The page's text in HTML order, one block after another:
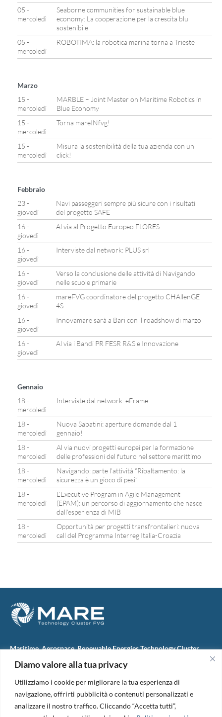
Diamo valore alla tua privacy
Utilizziamo i cookie per migliorare la tua esperienza di
navigazione, offrirti pubblicità o contenuti personalizzati e
analizzare il nostro traffico. Cliccando “Accetta tutti”,
05 -
mercoledì
Seaborne communities for sustainable blue
economy: La cooperazione per la crescita blu
sostenibile
05 -
mercoledì
ROBOTIMA: la robotica marina torna a Trieste
Marzo
15 -
mercoledì
MARBLE – Joint Master on Maritime Robotics in
Blue Economy
15 -
mercoledì
Torna mareINfvg!
15 -
mercoledì
Misura la sostenibilità della tua azienda con un
click!
Febbraio
23 -
giovedì
Navi passeggeri sempre più sicure con i risultati
del progetto SAFE
16 -
giovedì
Al via al Progetto Europeo FLORES
16 -
giovedì
Interviste dal network: PLUS srl
16 -
giovedì
Verso la conclusione delle attività di Navigando
nelle scuole primarie
16 -
giovedì
mareFVG coordinatore del progetto CHAllenGE
4S
16 -
giovedì
Innovamare sarà a Bari con il roadshow di marzo
16 -
giovedì
Al via i Bandi PR FESR R&S e Innovazione
Gennaio
18 -
mercoledì
Interviste dal network: eFrame
18 -
mercoledì
Nuova Sabatini: aperture domande dal 1
gennaio!
18 -
mercoledì
Al via nuovi progetti europei per la formazione
delle professioni del futuro nel settore marittimo
18 -
mercoledì
Navigando: parte l’attività “Ribaltamento: la
sicurezza è un gioco di pesi”
18 -
mercoledì
L’Executive Program in Agile Management
(EPAM): un percorso di aggiornamento che nasce
dall’esperienza di MIB
18 -
mercoledì
Opportunità per progetti transfrontalieri: nuova
call del Programma Interreg Italia-Croazia
Maritime, Aerospace, Renewable Energies Technology Cluster
M.A.R.E. TC FVG S.c.ar.l.
34074 Monfalcone (Italy)
tel. +39 0481 723440
Codice Fiscale e Partita Iva: 01138620313
PEC:marefvg@legalmail.it